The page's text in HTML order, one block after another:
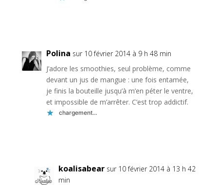
Polina sur 10 février 2014 à 9 h 48 min
J’adore les smoothies, seul problème, comme
devant un jus de mangue : une fois entamée,
je finis la bouteille jusqu’à m’en péter le ventre,
et impossible de m’arrêter. C’est trop addictif.
chargement…
koalisabear sur 10 février 2014 à 13 h 42
min